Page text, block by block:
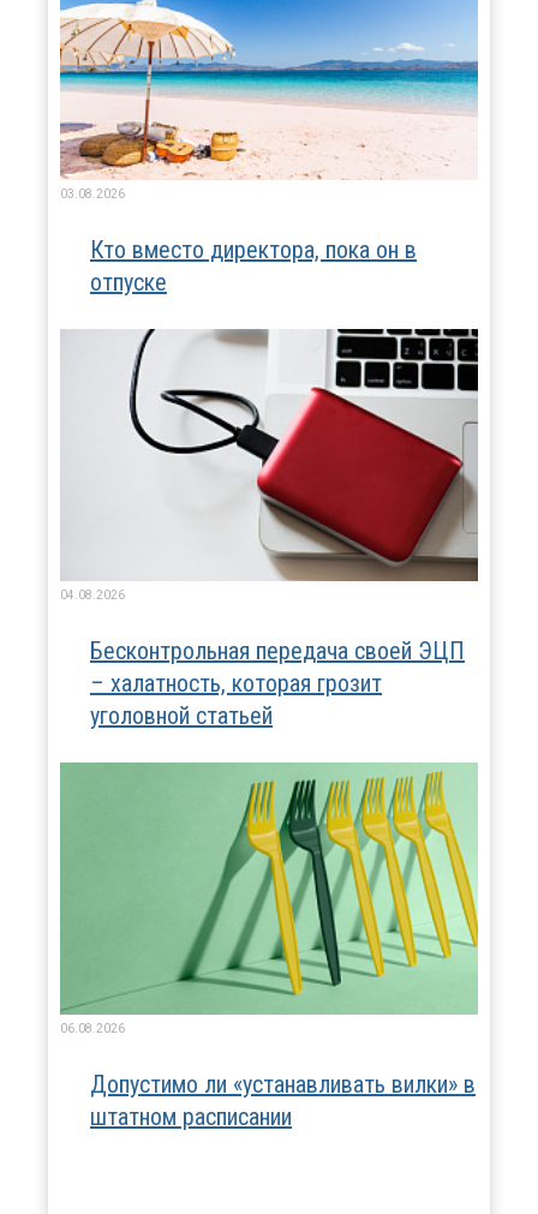
03.08.2026
Кто вместо директора, пока он в
отпуске
04.08.2026
Бесконтрольная передача своей ЭЦП
– халатность, которая грозит
уголовной статьей
06.08.2026
Допустимо ли «устанавливать вилки» в
штатном расписании